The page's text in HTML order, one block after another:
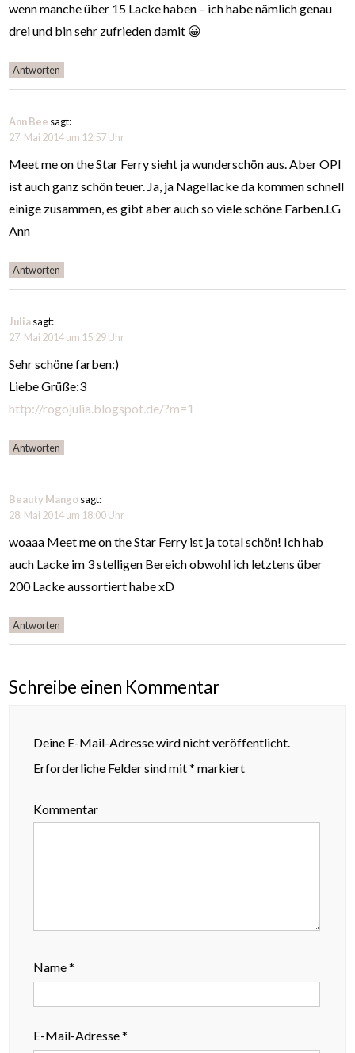
wenn manche über 15 Lacke haben – ich habe nämlich genau
drei und bin sehr zufrieden damit 😀
Antworten
Ann Bee sagt:
27. Mai 2014 um 12:57 Uhr
Meet me on the Star Ferry sieht ja wunderschön aus. Aber OPI
ist auch ganz schön teuer. Ja, ja Nagellacke da kommen schnell
einige zusammen, es gibt aber auch so viele schöne Farben.LG
Ann
Antworten
Juliasagt:
27. Mai 2014 um 15:29 Uhr
Sehr schöne farben:)
Liebe Grüße:3
http://rogojulia.blogspot.de/?m=1
Antworten
Beauty Mangosagt:
28. Mai 2014 um 18:00 Uhr
woaaa Meet me on the Star Ferry ist ja total schön! Ich hab
auch Lacke im 3 stelligen Bereich obwohl ich letztens über
200 Lacke aussortiert habe xD
Antworten
Schreibe einen Kommentar
Deine E-Mail-Adresse wird nicht veröffentlicht.
Erforderliche Felder sind mit* markiert
Kommentar
Name*
E-Mail-Adresse*